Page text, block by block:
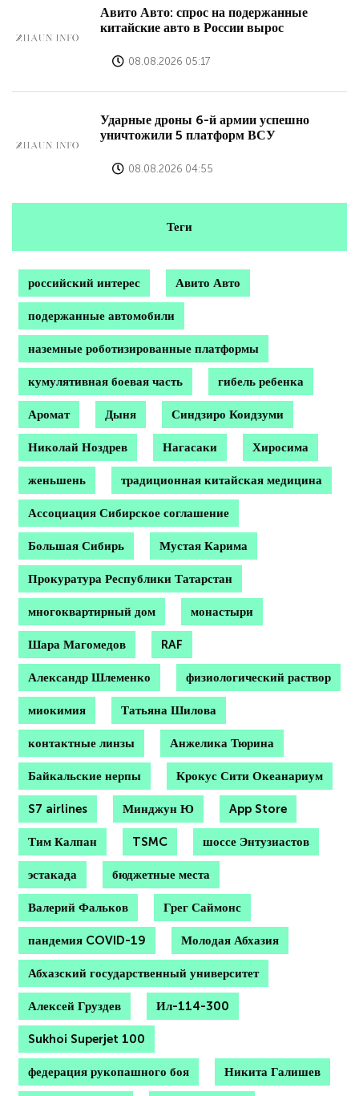
Авито Авто: спрос на подержанные
китайские авто в России вырос
08.08.2026 05:17
Ударные дроны 6-й армии успешно
уничтожили 5 платформ ВСУ
08.08.2026 04:55
Теги
российский интерес Авито Авто
подержанные автомобили
наземные роботизированные платформы
кумулятивная боевая часть гибель ребенка
Аромат Дыня Синдзиро Коидзуми
Николай Ноздрев Нагасаки Хиросима
женьшень традиционная китайская медицина
Ассоциация Сибирское соглашение
Большая Сибирь Мустая Карима
Прокуратура Республики Татарстан
многоквартирный дом монастыри
Шара Магомедов RAF
Александр Шлеменко физиологический раствор
миокимия Татьяна Шилова
контактные линзы Анжелика Тюрина
Байкальские нерпы Крокус Сити Океанариум
S7 airlines Минджун Ю App Store
Тим Калпан TSMC шоссе Энтузиастов
эстакада бюджетные места
Валерий Фальков Грег Саймонс
пандемия COVID-19 Молодая Абхазия
Абхазский государственный университет
Алексей Груздев Ил-114-300
Sukhoi Superjet 100
федерация рукопашного боя Никита Галишев